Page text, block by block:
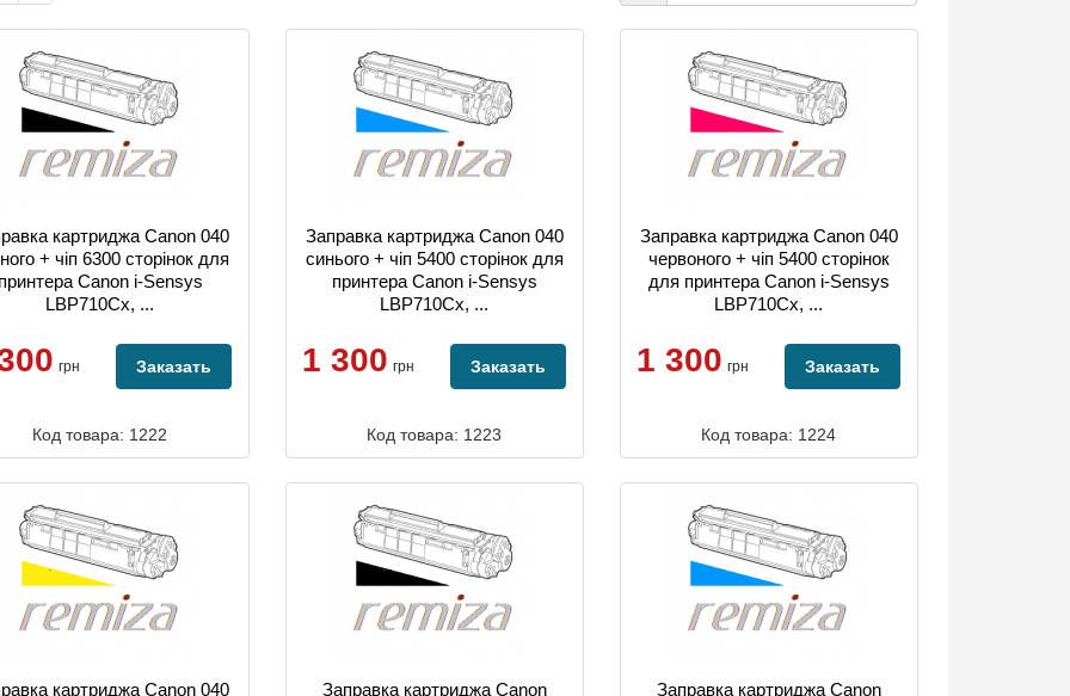
картриджа Canon 040
+ чіп 6300 сторінок для
принтера Canon i-Sensys
LBP710Cx, ...
грн Заказать
Код товара: 1222
Заправка картриджа Canon 040
синього + чіп 5400 сторінок для
принтера Canon i-Sensys
LBP710Cx, ...
1 300 грн Заказать
Код товара: 1223
Заправка картриджа Canon 040
червоного + чіп 5400 сторінок
для принтера Canon i-Sensys
LBP710Cx, ...
1 300 грн Заказать
Код товара: 1224
картриджа Canon 040
Заправка картриджа Canon
Заправка картриджа Canon